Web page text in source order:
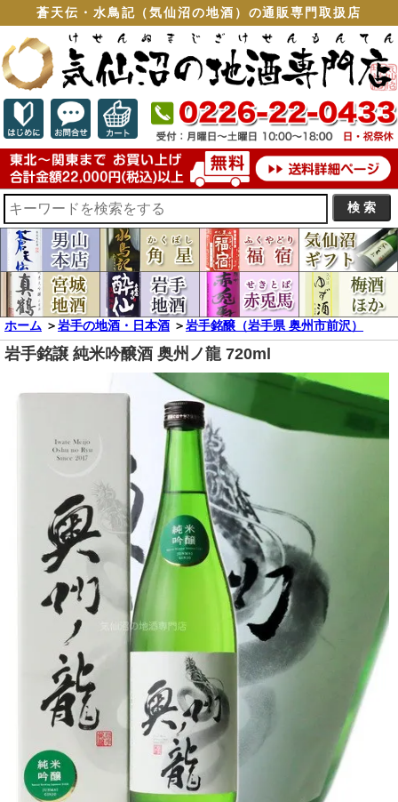
蒼天伝・水鳥記（気仙沼の地酒）の通販専門取扱店
ホーム ＞岩手の地酒・日本酒 ＞岩手銘醸（岩手県 奥州市前沢）
岩手銘譲 純米吟醸酒 奥州ノ龍 720ml